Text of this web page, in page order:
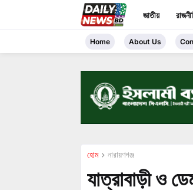
জাতীয়
Home About Us
হোম নারায়ণগঞ্জ
যাত্রাবাড়ী ও